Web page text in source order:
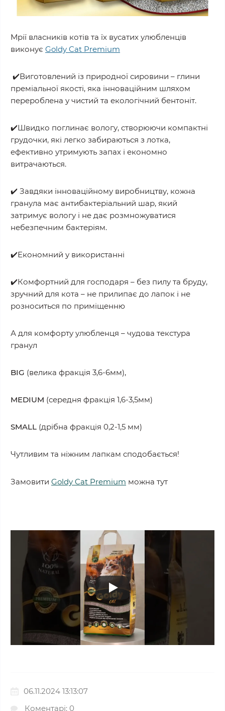
Мрії власників котів та їх вусатих улюбленців
виконує Goldy Cat Premium
✔️Виготовлений із природної сировини – глини
преміальної якості, яка інноваційним шляхом
перероблена у чистий та екологічний бентоніт.
✔️Швидко поглинає вологу, створюючи компактні
грудочки, які легко забираються з лотка,
ефективно утримують запах і економно
витрачаються.
✔️ Завдяки інноваційному виробництву, кожна
гранула має антибактеріальний шар, який
затримує вологу і не дає розмножуватися
небезпечним бактеріям.
✔️Економний у використанні
✔️Комфортний для господаря – без пилу та бруду,
зручний для кота – не прилипає до лапок і не
розноситься по приміщенню
А для комфорту улюбленця – чудова текстура
гранул
BIG (велика фракція 3,6-6мм),
MEDIUM (середня фракція 1,6-3,5мм)
SMALL (дрібна фракція 0,2-1,5 мм)
Чутливим та ніжним лапкам сподобається!
Замовити Goldy Cat Premium можна тут
06.11.2024 13:13:07
Коментарі: 0